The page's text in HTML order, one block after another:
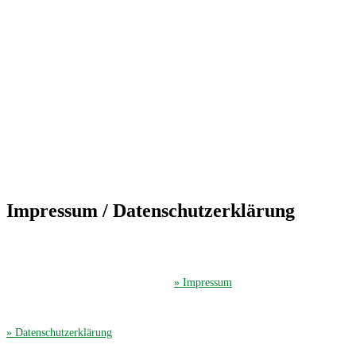
Impressum / Datenschutzerklärung
» Impressum
» Datenschutzerklärung